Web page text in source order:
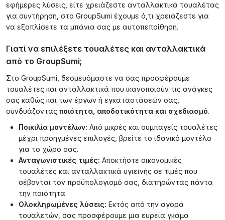
εφήμερες λύσεις, είτε χρειάζεστε ανταλλακτικά τουαλέτας
για συντήρηση, στο GroupSumi έχουμε ό,τι χρειάζεστε για
να εξοπλίσετε τα μπάνια σας με αυτοπεποίθηση.
Γιατί να επιλέξετε τουαλέτες και ανταλλακτικά
από το GroupSumi;
Στο GroupSumi, δεσμευόμαστε να σας προσφέρουμε
τουαλέτες και ανταλλακτικά που ικανοποιούν τις ανάγκες
σας καθώς και των έργων ή εγκαταστάσεών σας,
συνδυάζονταςποιότητα, αποδοτικότητα και σχεδιασμό.
Ποικιλία μοντέλων: Από μικρές και συμπαγείς τουαλέτες
μέχρι προηγμένες επιλογές, βρείτε το ιδανικό μοντέλο
για το χώρο σας.
Ανταγωνιστικές τιμές: Αποκτήστε οικονομικές
τουαλέτες και ανταλλακτικά υγιεινής σε τιμές που
σέβονται τον προϋπολογισμό σας, διατηρώντας πάντα
την ποιότητα.
Ολοκληρωμένες λύσεις: Εκτός από την αγορά
τουαλετών, σας προσφέρουμε μια ευρεία γκάμα